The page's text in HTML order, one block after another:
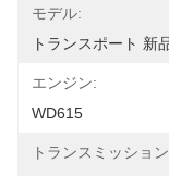
モデル:
トランスポート 新
エンジン:
WD615
トランスミッショ